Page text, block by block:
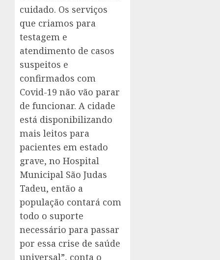
cuidado. Os serviços
que criamos para
testagem e
atendimento de casos
suspeitos e
confirmados com
Covid-19 não vão parar
de funcionar. A cidade
está disponibilizando
mais leitos para
pacientes em estado
grave, no Hospital
Municipal São Judas
Tadeu, então a
população contará com
todo o suporte
necessário para passar
por essa crise de saúde
universal”, conta o